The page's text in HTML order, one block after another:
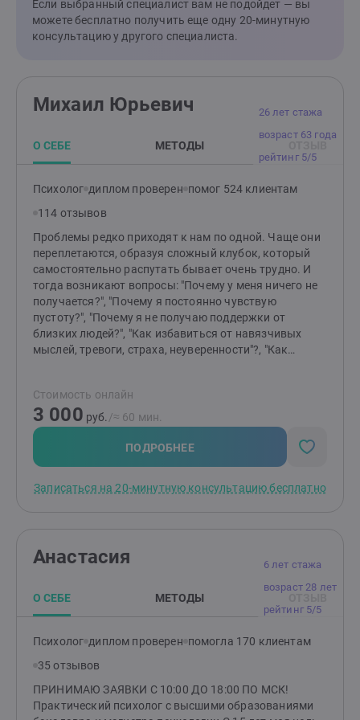
Если выбранный специалист вам не подойдет — вы
можете бесплатно получить еще одну 20-минутную
консультацию у другого специалиста.
26 лет стажа
возраст 63 года
рейтинг 5/5
Михаил Юрьевич
О СЕБЕ МЕТОДЫ
Психолог диплом проверен помог 524 клиентам
114 отзывов
Проблемы редко приходят к нам по одной. Чаще они
переплетаются, образуя сложный клубок, который
самостоятельно распутать бывает очень трудно. И
тогда возникают вопросы: "Почему у меня ничего не
получается?", "Почему я постоянно чувствую
пустоту?", "Почему я не получаю поддержки от
близких людей?", "Как избавиться от навязчивых
мыслей, тревоги, страха, неуверенности"?, "Как
клубок, найти причину "негативных сценариев",
научиться понимать себя и свои состояния,
выстраивать здоровые отношения с близкими
людьми и окружающими, выйти из замкнутого круга,
делать свою жизнь лучше и получать от нее
поддержка, понимание, принятие, осознание.
Стоимость онлайн
3 000 руб. /≈ 60 мин.
ПОДРОБНЕЕ
Записаться на 20-минутную консультацию бесплатно
6 лет стажа
возраст 28 лет
рейтинг 5/5
Анастасия
О СЕБЕ МЕТОДЫ
Психолог диплом проверен помогла 170 клиентам
35 отзывов
ПРИНИМАЮ ЗАЯВКИ С 10:00 ДО 18:00 ПО МСК!
Практический психолог с высшими образованиями